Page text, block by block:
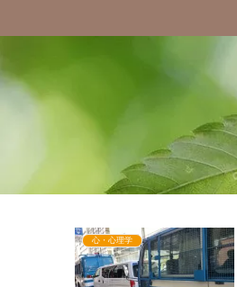
心・心理学